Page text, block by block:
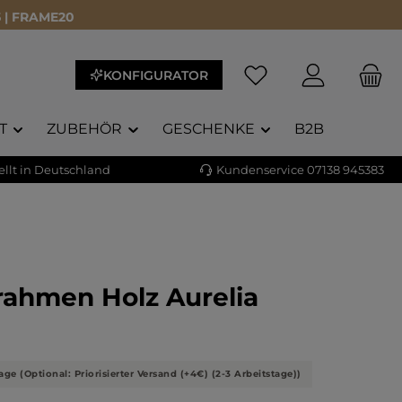
| FRAME20
KONFIGURATOR
ZUBEHÖR GESCHENKE B2B
in Deutschland Kundenservice 07138 945383
Holz Aurelia
Bewertung von 5 von 5 Sternen
(Optional: Priorisierter Versand (+4€) (2-3 Arbeitstage))